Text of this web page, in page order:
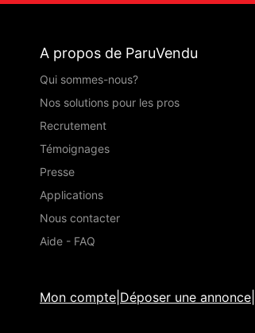
A propos de ParuVendu
Qui sommes-nous?
Nos solutions pour les pros
Recrutement
Témoignages
Presse
Applications
Nous contacter
Aide - FAQ
Mon compte Déposer une annonce